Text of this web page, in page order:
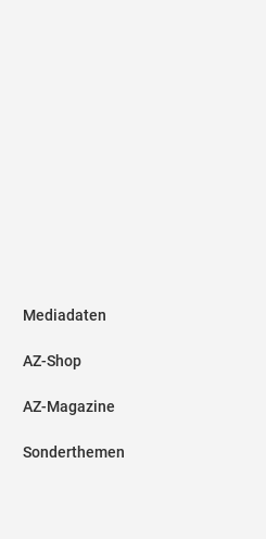
Mediadaten
AZ-Shop
AZ-Magazine
Sonderthemen